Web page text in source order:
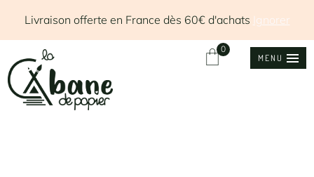
Livraison offerte en France dès 60€ d'achats Ignorer
MENU
0